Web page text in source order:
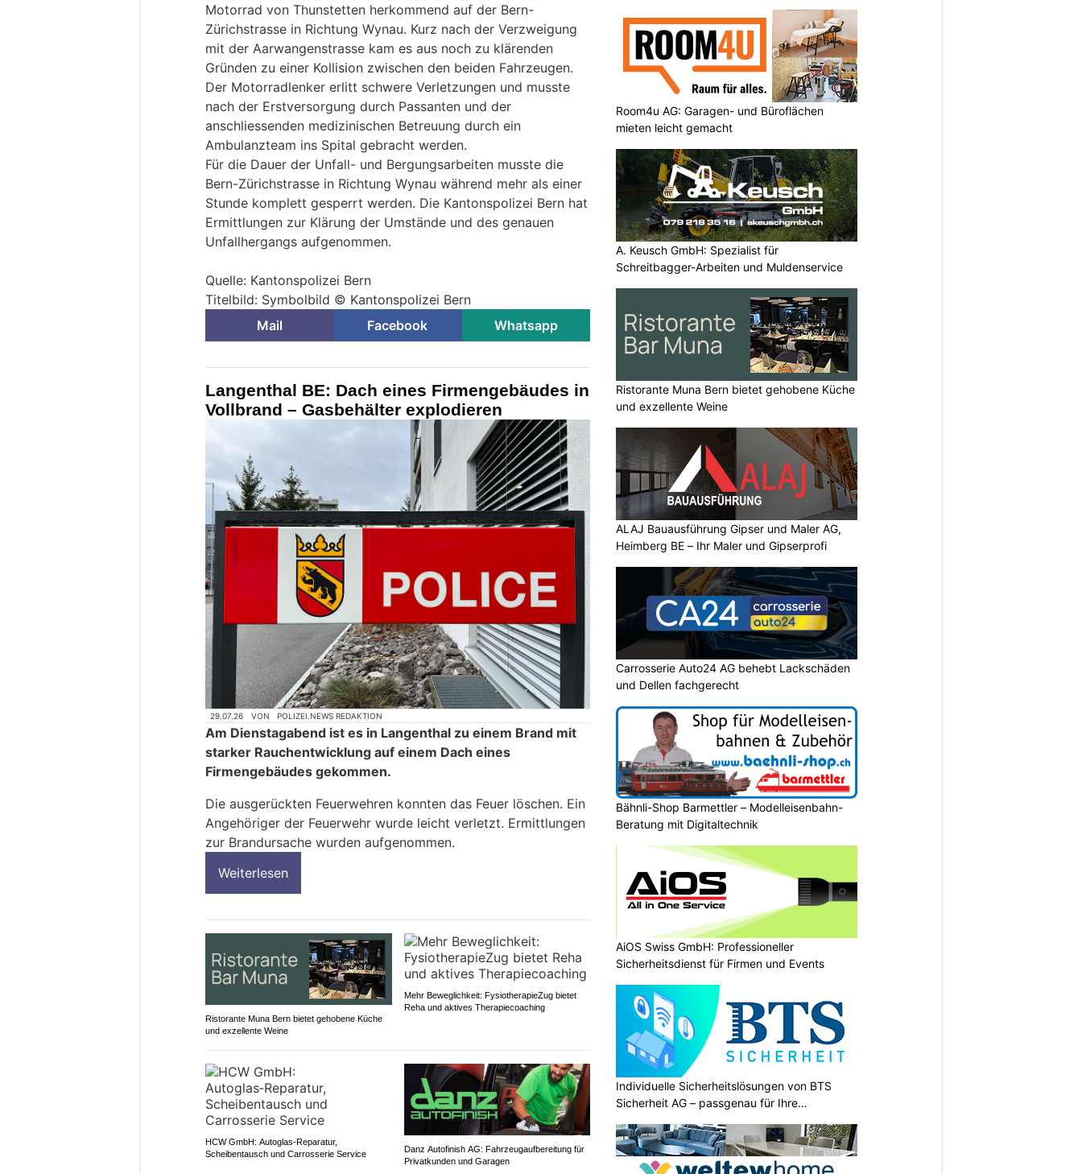
Motorrad von Thunstetten herkommend auf der Bern-
Zürichstrasse in Richtung Wynau. Kurz nach der Verzweigung
mit der Aarwangenstrasse kam es aus noch zu klärenden
Gründen zu einer Kollision zwischen den beiden Fahrzeugen.
Der Motorradlenker erlitt schwere Verletzungen und musste
nach der Erstversorgung durch Passanten und der
anschliessenden medizinischen Betreuung durch ein
Ambulanzteam ins Spital gebracht werden.
Für die Dauer der Unfall- und Bergungsarbeiten musste die
Bern-Zürichstrasse in Richtung Wynau während mehr als einer
Stunde komplett gesperrt werden. Die Kantonspolizei Bern hat
Ermittlungen zur Klärung der Umstände und des genauen
Unfallhergangs aufgenommen.
Quelle: Kantonspolizei Bern
Titelbild: Symbolbild © Kantonspolizei Bern
Mail
Facebook Whatsapp
Langenthal BE: Dach eines Firmengebäudes in
Vollbrand – Gasbehälter explodieren
29.07.26 VON POLIZEI.NEWS REDAKTION
Am Dienstagabend ist es in Langenthal zu einem Brand mit
starker Rauchentwicklung auf einem Dach eines
Firmengebäudes gekommen.
Die ausgerückten Feuerwehren konnten das Feuer löschen. Ein
Angehöriger der Feuerwehr wurde leicht verletzt. Ermittlungen
zur Brandursache wurden aufgenommen.
Weiterlesen
Ristorante Muna Bern bietet gehobene Küche
und exzellente Weine
Mehr Beweglichkeit: FysiotherapieZug bietet
Reha und aktives Therapiecoaching
HCW GmbH: Autoglas‑Reparatur,
Scheibentausch und Carrosserie Service
Danz Autofinish AG: Fahrzeugaufbereitung für
Privatkunden und Garagen
Room4u AG: Garagen- und Büroflächen
mieten leicht gemacht
A. Keusch GmbH: Spezialist für
Schreitbagger-Arbeiten und Muldenservice
Ristorante Muna Bern bietet gehobene Küche
und exzellente Weine
ALAJ Bauausführung Gipser und Maler AG,
Heimberg BE – Ihr Maler und Gipserprofi
Carrosserie Auto24 AG behebt Lackschäden
und Dellen fachgerecht
Bähnli-Shop Barmettler – Modelleisenbahn-
Beratung mit Digitaltechnik
AiOS Swiss GmbH: Professioneller
Sicherheitsdienst für Firmen und Events
Individuelle Sicherheitslösungen von BTS
Sicherheit AG – passgenau für Ihre